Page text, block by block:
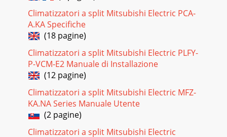
Climatizzatori a split Mitsubishi Electric PCA-
A.KA Specifiche
(18 pagine)
Climatizzatori a split Mitsubishi Electric PLFY-
P-VCM-E2 Manuale di Installazione
(12 pagine)
Climatizzatori a split Mitsubishi Electric MFZ-
KA.NA Series Manuale Utente
(2 pagine)
Climatizzatori a split Mitsubishi Electric